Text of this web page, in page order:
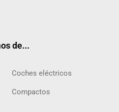
de...
Coches eléctricos
Compactos